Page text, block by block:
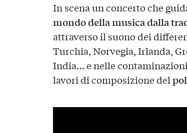
In scena un concerto che
mondo della musica dalla
attraverso il suono dei
Turchia, Norvegia, Irlanda,
India… e nelle
lavori di composizione del